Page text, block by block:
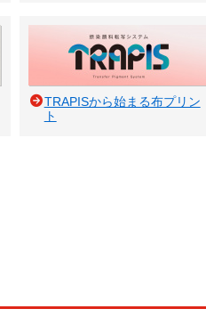
TRAPISから始まる布プリン
ト